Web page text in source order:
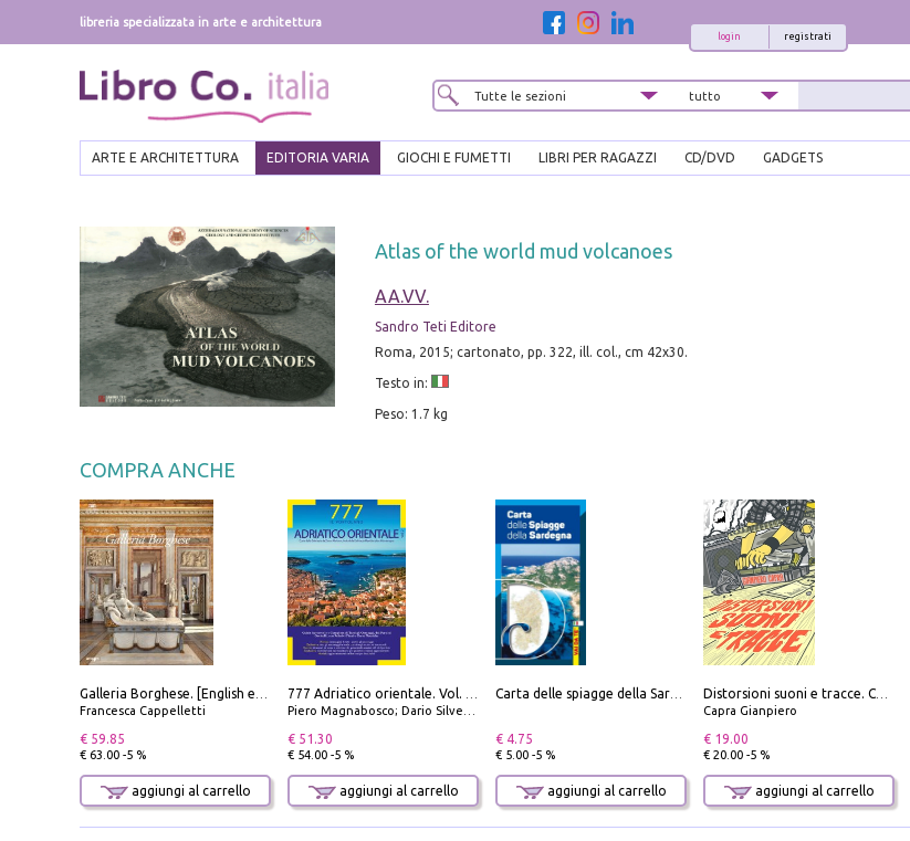
libreria specializzata in arte e architettura
registrati
login
ARTE E ARCHITETTURA EDITORIA VARIA GIOCHI E FUMETTI LIBRI PER RAGAZZI CD/DVD GADGETS
Atlas of the world mud volcanoes
AA.VV.
Sandro Teti Editore
Roma, 2015; cartonato, pp. 322, ill. col., cm 42x30.
Testo in:
Peso: 1.7 kg
COMPRA ANCHE
Francesca Cappelletti
€ 59.85
€ 63.00 -5 %
aggiungi al carrello
Piero Magnabosco; Dario Silvestro; Marco Sbrizzi
€ 51.30
€ 54.00 -5 %
aggiungi al carrello
€ 4.75
€ 5.00 -5 %
aggiungi al carrello
Capra Gianpiero
€ 19.00
€ 20.00 -5 %
aggiungi al carrello